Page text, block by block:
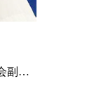
韩晓明 城市化委员会城市可持续发展专委会副主任、北京云鼎环境工程有限公司总经理、高级能源管理师